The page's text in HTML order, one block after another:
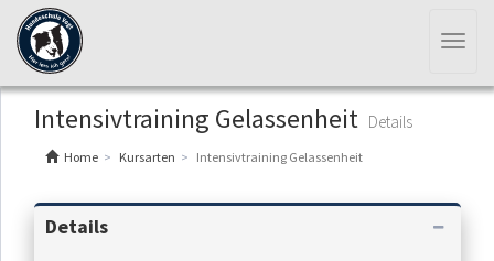
Intensivtraining Gelassenheit Details
Home Kursarten Intensivtraining Gelassenheit
Details